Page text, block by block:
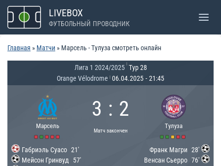
Перейти
содержимому
LIVEBOX
ФУТБОЛЬНЫЙ ПРОВОДНИК
Главная » Матчи » Марсель - Тулуза смотреть онлайн
Лига 1 2024/2025 Тур 28
Orange Vélodrome 06.04.2025 - 21:45
Марсель
3 : 2
Матч закончен
Тулуза
Габриэль Суасо 21'
Мейсон Гринвуд
57'
Франк Магри 28'
Венсан Сьерро 76'